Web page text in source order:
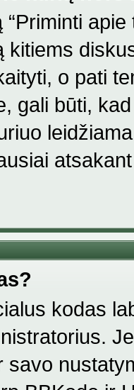
kitiems
o pati
gali būti,
kodas
savo